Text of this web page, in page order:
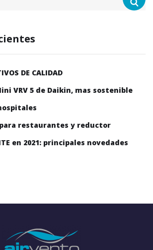
DE CALIDAD
VRV 5 de Daikin, mas sostenible
para restaurantes y reductor
en 2021: principales novedades